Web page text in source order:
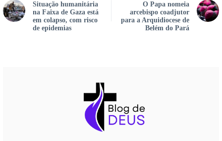
Situação humanitária
na Faixa de Gaza está
em colapso, com risco
de epidemias
O Papa nomeia
arcebispo coadjutor
para a Arquidiocese de
Belém do Pará